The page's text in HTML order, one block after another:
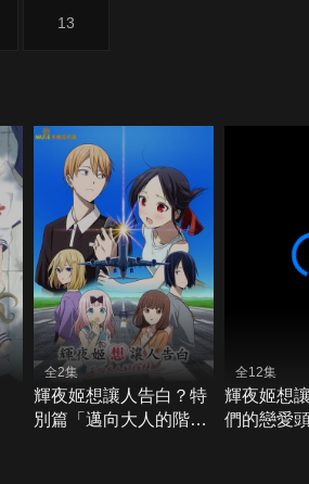
13
全2集
輝夜姬想讓人告白？特
別篇「邁向大人的階
全12集
輝夜姬想
們的戀愛